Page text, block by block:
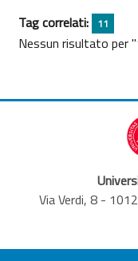
Tag correlati: 11
Nessun risultato per
Via Verdi, 8 -